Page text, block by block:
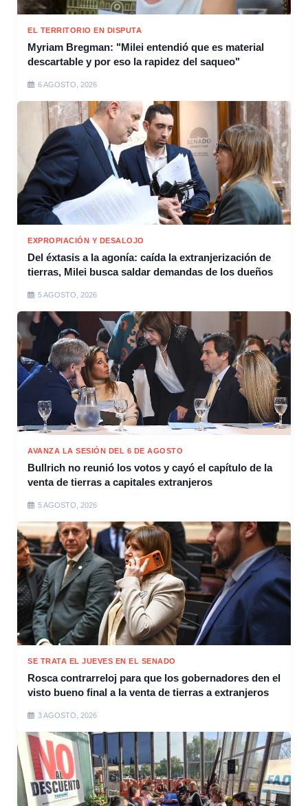
EL TERRITORIO EN DISPUTA
Myriam Bregman: "Milei entendió que es material
descartable y por eso la rapidez del saqueo"
6 AGOSTO, 2026
EXPROPIACIÓN Y DESALOJO
Del éxtasis a la agonía: caída la extranjerización de
tierras, Milei busca saldar demandas de los dueños
5 AGOSTO, 2026
AVANZA LA SESIÓN DEL 6 DE AGOSTO
Bullrich no reunió los votos y cayó el capítulo de la
venta de tierras a capitales extranjeros
5 AGOSTO, 2026
SE TRATA EL JUEVES EN EL SENADO
Rosca contrarreloj para que los gobernadores den el
visto bueno final a la venta de tierras a extranjeros
3 AGOSTO, 2026